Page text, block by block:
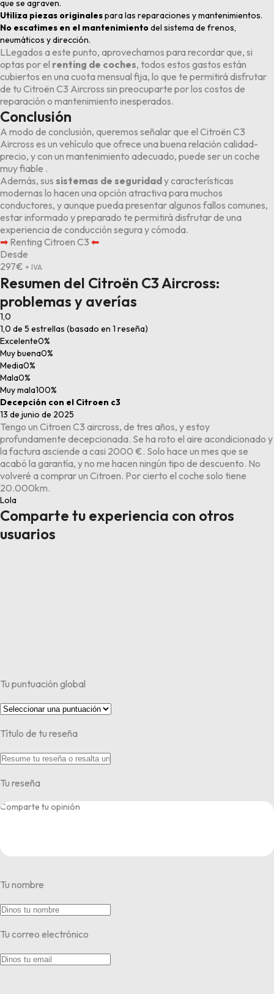
que se agraven.
Utiliza piezas originalespara las reparaciones y mantenimientos.
No escatimes en el mantenimientodel sistema de frenos,
neumáticos y dirección.
LLegados a este punto, aprovechamos para recordar que, si
optas por el renting de coches, todos estos gastos están
cubiertos en una cuota mensual fija, lo que te permitirá disfrutar
de tu Citroën C3 Aircross sin preocuparte por los costos de
reparación o mantenimiento inesperados.
Conclusión
A modo de conclusión, queremos señalar que el Citroën C3
Aircross es un vehículo que ofrece una buena relación calidad-
precio, y con un mantenimiento adecuado, puede ser un coche
muy fiable .
Además, sus sistemas de seguridady características
modernas lo hacen una opción atractiva para muchos
conductores, y aunque pueda presentar algunos fallos comunes,
estar informado y preparado te permitirá disfrutar de una
experiencia de conducción segura y cómoda.
➡︎ Renting Citroen C3 ⬅︎
Desde
297€ + IVA
Resumen del Citroën C3 Aircross:
problemas y averías
1,0
1,0 de 5 estrellas (basado en 1 reseña)
Excelente0%
Muy buena0%
Media0%
Mala0%
Muy mala100%
Decepción con el Citroen c3
13 de junio de 2025
Tengo un Citroen C3 aircross, de tres años, y estoy
profundamente decepcionada. Se ha roto el aire acondicionado y
la factura asciende a casi 2000 €. Solo hace un mes que se
acabó la garantía, y no me hacen ningún tipo de descuento. No
volveré a comprar un Citroen. Por cierto el coche solo tiene
20.000km.
Lola
Comparte tu experiencia con otros
usuarios
Tu puntuación global
Título de tu reseña
Tu reseña
Tu nombre
Tu correo electrónico